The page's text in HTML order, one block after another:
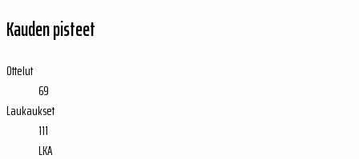
Kauden pisteet
Ottelut
69
Laukaukset
111
LKA